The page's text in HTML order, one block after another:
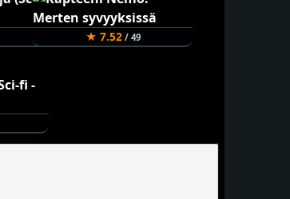
★ 7.52/ 49